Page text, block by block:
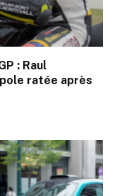
: Raul
ratée après